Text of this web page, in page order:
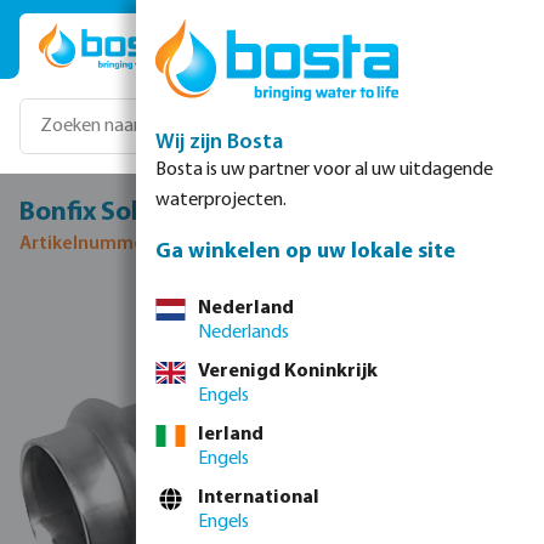
Ga naar de hoofdinhoud
Bonfix Sok RVS 316L 22 mm pers KIWA
Artikelnummer 0085002
Afbeeldingengalerij overslaan
Wij zijn Bosta
Bosta is uw partner voor al uw uitdagende
waterprojecten.
Ga winkelen op uw lokale site
Nederland
Nederlands
Verenigd Koninkrijk
Engels
Ierland
Engels
International
Engels